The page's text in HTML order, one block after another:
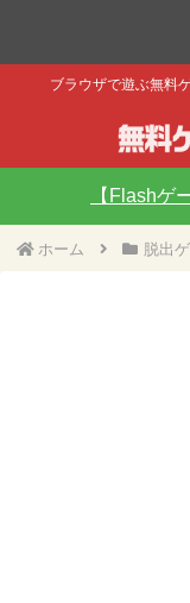
ブラウザで遊ぶ無料
【Flashゲ
ホーム 脱出